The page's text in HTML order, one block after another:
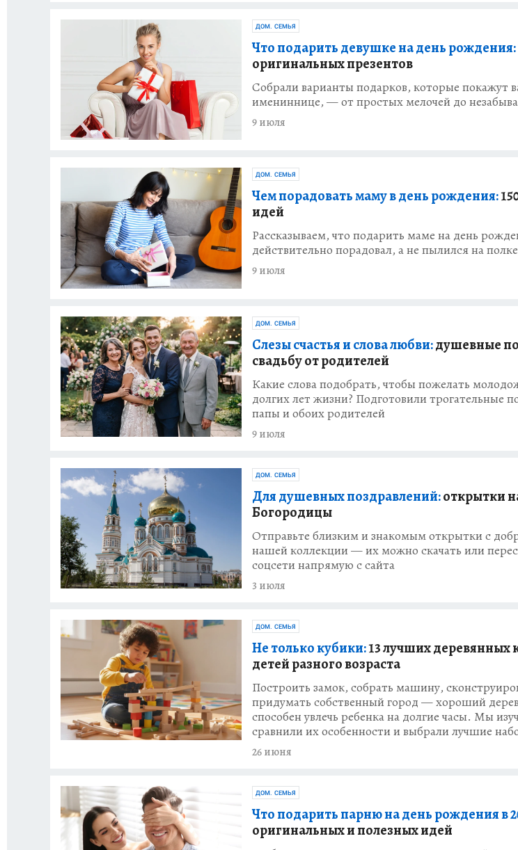
ДОМ. СЕМЬЯ
Что подарить девушке на день рождения:
оригинальных презентов
Собрали варианты подарков, которые покажут
имениннице, — от простых мелочей до
9 июля
ДОМ. СЕМЬЯ
Чем порадовать маму в день рождения:
идей
Рассказываем, что подарить маме на день
действительно порадовал, а не пылился на полке
9 июля
ДОМ. СЕМЬЯ
Слезы счастья и слова любви:душевные
свадьбу от родителей
Какие слова подобрать, чтобы пожелать
долгих лет жизни? Подготовили трогательные
папы и обоих родителей
9 июля
ДОМ. СЕМЬЯ
Для душевных поздравлений:открытки
Богородицы
Отправьте близким и знакомым открытки с
нашей коллекции — их можно скачать или
соцсети напрямую с сайта
3 июля
ДОМ. СЕМЬЯ
Не только кубики:13 лучших деревянных
детей разного возраста
Построить замок, собрать машину,
придумать собственный город — хороший
способен увлечь ребенка на долгие часы. Мы
сравнили их особенности и выбрали лучшие
26 июня
ДОМ. СЕМЬЯ
Что подарить парню на день рождения в
оригинальных и полезных идей